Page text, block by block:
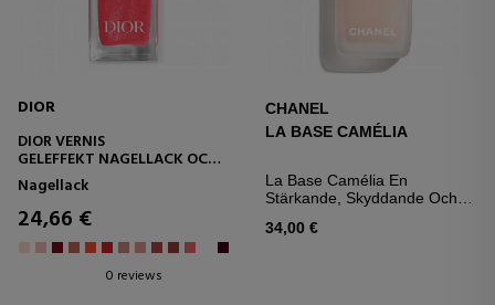
DIOR
DIOR VERNIS
GELEFFEKT NAGELLACK OCH
COUTURE COLOR
Nagellack
24,66 €
0 reviews
CHANEL
LA BASE CAMÉLIA
La Base Camélia En
Stärkande, Skyddande Och
34,00 €